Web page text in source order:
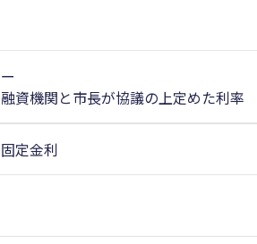
ー
融資機関と市長が協議の上定めた利率
固定金利